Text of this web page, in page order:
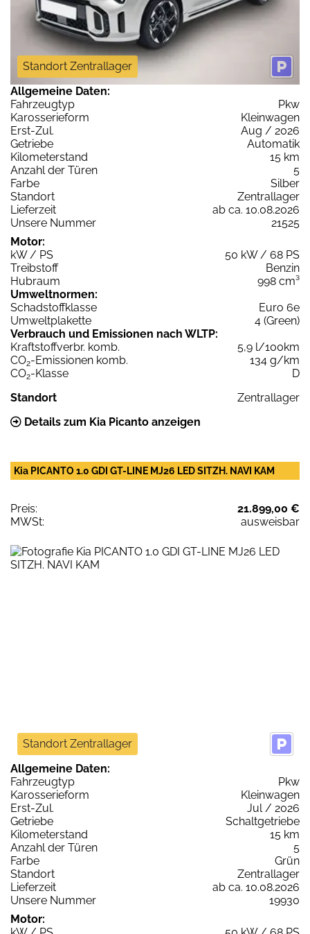
Standort Zentrallager
Allgemeine Daten:
Fahrzeugtyp
Pkw
Karosserieform
Kleinwagen
Erst-Zul.
Aug / 2026
Getriebe
Automatik
Kilometerstand
15 km
Anzahl der Türen
5
Farbe
Silber
Standort
Zentrallager
Lieferzeit
ab ca. 10.08.2026
Unsere Nummer
21525
Motor:
kW / PS
50 kW / 68 PS
Treibstoff
Benzin
Hubraum
998 cm³
Umweltnormen:
Schadstoffklasse
Euro 6e
Umweltplakette
4 (Green)
Verbrauch und Emissionen nach WLTP:
Kraftstoffverbr. komb.
5,9 l/100km
CO2-Emissionen komb.
134 g/km
CO2-Klasse
D
Standort
Zentrallager
Details zum Kia Picanto anzeigen
Kia PICANTO 1.0 GDI GT-LINE MJ26 LED SITZH. NAVI KAM
Preis:
21.899,00 €
MWSt:
ausweisbar
Standort Zentrallager
Allgemeine Daten:
Fahrzeugtyp
Pkw
Karosserieform
Kleinwagen
Erst-Zul.
Jul / 2026
Getriebe
Schaltgetriebe
Kilometerstand
15 km
Anzahl der Türen
5
Farbe
Grün
Standort
Zentrallager
Lieferzeit
ab ca. 10.08.2026
Unsere Nummer
19930
Motor: